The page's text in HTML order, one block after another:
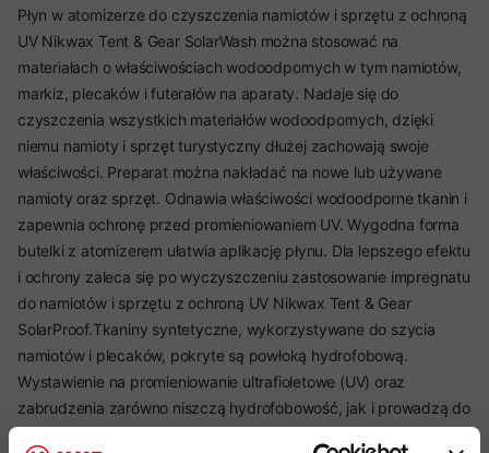
Płyn w atomizerze do czyszczenia namiotów i sprzętu z ochroną
UV Nikwax Tent & Gear SolarWash można stosować na
materiałach o właściwościach wodoodpornych w tym namiotów,
markiz, plecaków i futerałów na aparaty. Nadaje się do
czyszczenia wszystkich materiałów wodoodpornych, dzięki
niemu namioty i sprzęt turystyczny dłużej zachowają swoje
właściwości. Preparat można nakładać na nowe lub używane
namioty oraz sprzęt. Odnawia właściwości wodoodporne tkanin i
zapewnia ochronę przed promieniowaniem UV. Wygodna forma
butelki z atomizerem ułatwia aplikację płynu. Dla lepszego efektu
i ochrony zaleca się po wyczyszczeniu zastosowanie impregnatu
do namiotów i sprzętu z ochroną UV Nikwax Tent & Gear
SolarProof.Tkaniny syntetyczne, wykorzystywane do szycia
namiotów i plecaków, pokryte są powłoką hydrofobową.
Wystawienie na promieniowanie ultrafioletowe (UV) oraz
zabrudzenia zarówno niszczą hydrofobowość, jak i prowadzą do